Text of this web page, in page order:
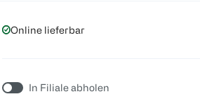
Online lieferbar
In Filiale abholen